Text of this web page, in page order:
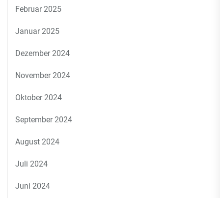
Februar 2025
Januar 2025
Dezember 2024
November 2024
Oktober 2024
September 2024
August 2024
Juli 2024
Juni 2024